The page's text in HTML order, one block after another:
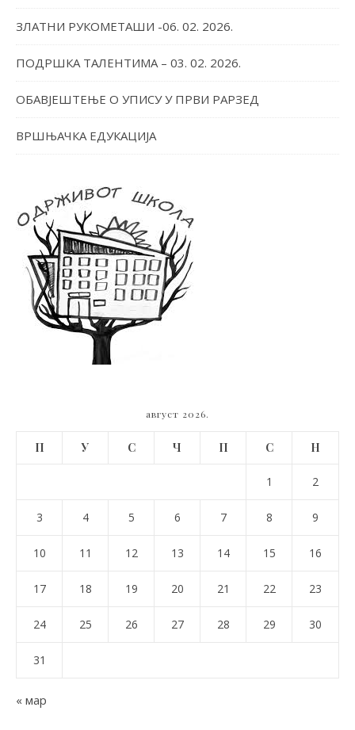
ЗЛАТНИ РУКОМЕТАШИ -06. 02. 2026.
ПОДРШКА ТАЛЕНТИМА – 03. 02. 2026.
ОБАВЈЕШТЕЊЕ О УПИСУ У ПРВИ РАРЗЕД
ВРШЊАЧКА ЕДУКАЦИЈА
август 2026.
П У С Ч П С Н
1 2
3 4 5 6 7 8 9
10 11 12 13 14 15 16
17 18 19 20 21 22 23
24 25 26 27 28 29 30
31
« мар